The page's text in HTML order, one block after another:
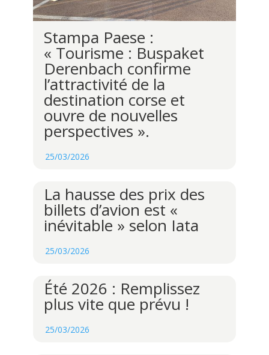
Stampa Paese :
« Tourisme : Buspaket
Derenbach confirme
l’attractivité de la
destination corse et
ouvre de nouvelles
perspectives ».
25/03/2026
La hausse des prix des
billets d’avion est «
inévitable » selon Iata
25/03/2026
Été 2026 : Remplissez
plus vite que prévu !
25/03/2026